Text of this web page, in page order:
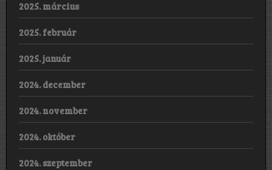
2025. március
2025. február
2025. január
2024. december
2024. november
2024. október
2024. szeptember